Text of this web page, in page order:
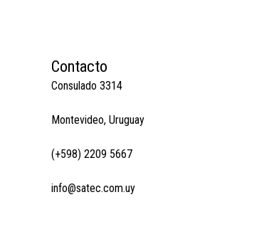
Contacto
Consulado 3314
Montevideo, Uruguay
(+598) 2209 5667
info@satec.com.uy